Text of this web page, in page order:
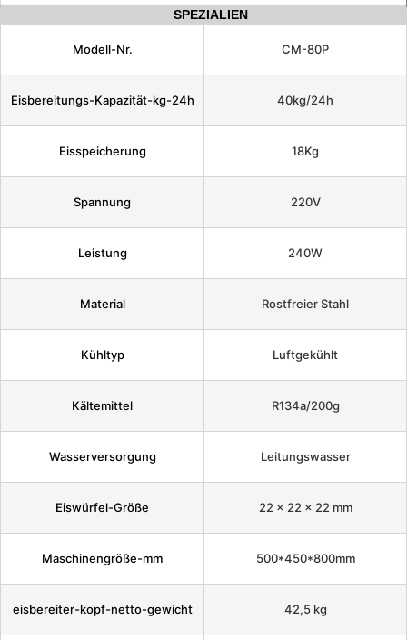
One-Touch-Reinigungsfunktion
SPEZIALIEN
Modell-Nr. CM-80P
Eisbereitungs-Kapazität-kg-24h 40kg/24h
Eisspeicherung 18Kg
Spannung 220V
Leistung 240W
Material Rostfreier Stahl
Kühltyp Luftgekühlt
Kältemittel R134a/200g
Wasserversorgung Leitungswasser
Eiswürfel-Größe 22 x 22 x 22 mm
Maschinengröße-mm 500*450*800mm
eisbereiter-kopf-netto-gewicht 42,5 kg